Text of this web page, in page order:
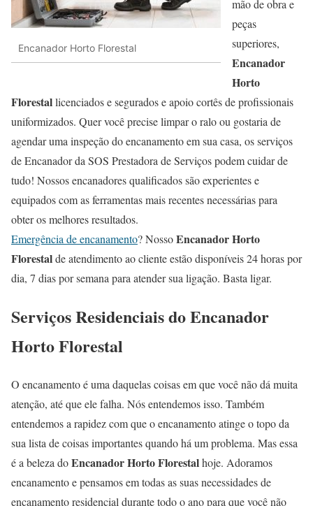
Encanador Horto Florestal
mão de obra e
peças
superiores,
Encanador
Horto
Florestallicenciados e segurados e apoio cortês de profissionais
uniformizados. Quer você precise limpar o ralo ou gostaria de
agendar uma inspeção do encanamento em sua casa, os serviços
de Encanador da SOS Prestadora de Serviços podem cuidar de
tudo! Nossos encanadores qualificados são experientes e
equipados com as ferramentas mais recentes necessárias para
obter os melhores resultados.
Emergência de encanamento? NossoEncanador Horto
Florestalde atendimento ao cliente estão disponíveis 24 horas por
dia, 7 dias por semana para atender sua ligação. Basta ligar.
Serviços Residenciais do Encanador
Horto Florestal
O encanamento é uma daquelas coisas em que você não dá muita
atenção, até que ele falha. Nós entendemos isso. Também
entendemos a rapidez com que o encanamento atinge o topo da
sua lista de coisas importantes quando há um problema. Mas essa
é a beleza doEncanador Horto Florestalhoje. Adoramos
encanamento e pensamos em todas as suas necessidades de
encanamento residencial durante todo o ano para que você não